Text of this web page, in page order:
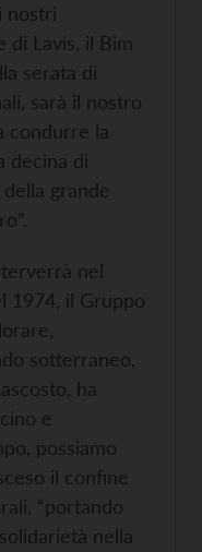
nostri
di Lavis, il Bim
serata di
sarà il nostro
condurre la
decina di
grande
nel
1974, il Gruppo
sotterraneo,
ha
e
possiamo
il confine
“portando
nella